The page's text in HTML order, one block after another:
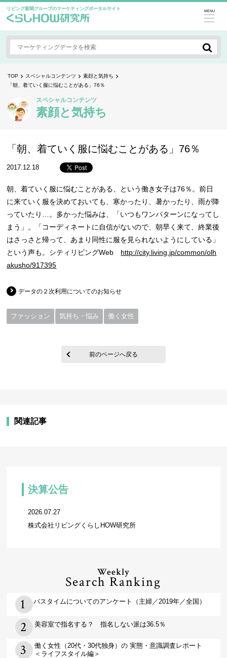
リビング新聞グループのマーケティングポータルサイト MENU
TOP スペシャルコンテンツ
素顔と気持ち
「朝、着ていく服に悩むことがある」76％
スペシャルコンテンツ
素顔と気持ち
「朝、着ていく服に悩むことがある」76％
2017.12.18
朝、着ていく服に悩むことがある、という働き女子は76％。前日
に来ていく服を決めておいても、寒かったり、暑かったり、雨が降
っていたり…。多かった悩みは、「いつもワンパターンになってし
まう」。「コーディネートに自信がないので、朝早く来て、終業後
はさっさと帰って、あまり同性に服を見られないようにしている」
という声も。シティリビングWeb http://city.living.jp/common/olh
akusho/917395
データの２次利用についてのお知らせ
ファッション 気持ち・悩み 働く女性
前のページへ戻る
関連記事
決算公告
2026.07.27
株式会社リビングくらしHOW研究所
Weekly
Search Ranking
バスタイムについてのアンケート（主婦／2019年／全国）
美容室で指名する？ 指名しない派は36.5％
働く女性（20代・30代独身）の 実態・意識調査レポート
＜ライフスタイル編＞